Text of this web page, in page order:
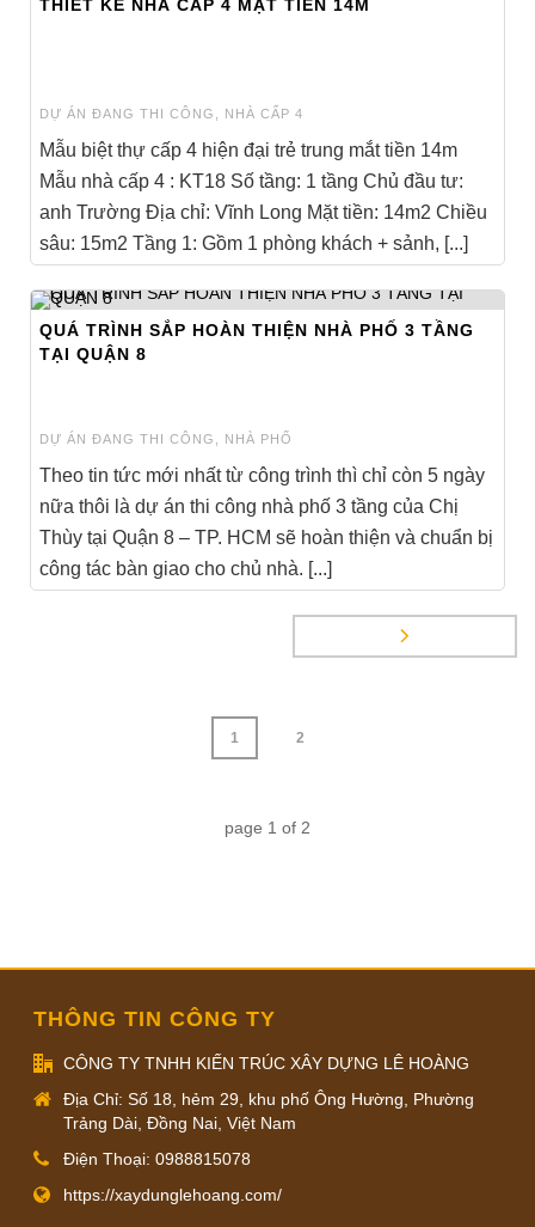
THIẾT KẾ NHÀ CẤP 4 MẶT TIỀN 14M
DỰ ÁN ĐANG THI CÔNG NHÀ CẤP 4
Mẫu biệt thự cấp 4 hiện đại trẻ trung mắt tiền 14m
Mẫu nhà cấp 4 : KT18 Số tầng: 1 tầng Chủ đầu tư:
anh Trường Địa chỉ: Vĩnh Long Mặt tiền: 14m2 Chiều
sâu: 15m2 Tầng 1: Gồm 1 phòng khách + sảnh, [...]
QUÁ TRÌNH SẮP HOÀN THIỆN NHÀ PHỐ 3 TẦNG
TẠI QUẬN 8
DỰ ÁN ĐANG THI CÔNG NHÀ PHỐ
Theo tin tức mới nhất từ công trình thì chỉ còn 5 ngày
nữa thôi là dự án thi công nhà phố 3 tầng của Chị
Thùy tại Quận 8 – TP. HCM sẽ hoàn thiện và chuẩn bị
công tác bàn giao cho chủ nhà. [...]
1 2
page 1 of 2
THÔNG TIN CÔNG TY
CÔNG TY TNHH KIẾN TRÚC XÂY DỰNG LÊ HOÀNG
Địa Chỉ: Số 18, hẻm 29, khu phố Ông Hường, Phường
Trảng Dài, Đồng Nai, Việt Nam
Điện Thoại: 0988815078
https://xaydunglehoang.com/